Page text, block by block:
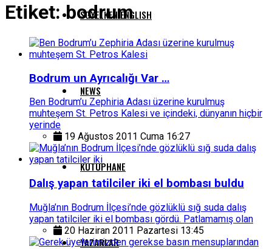
SGYELKEN ENGLISH
NEWS
KUTUPHANE
YAZARLAR
Etiket:bodrum
Bodrum un Ayrıcalığı Var …
Ben Bodrum’u Zephiria Adası üzerine kurulmuş
muhteşem St. Petros Kalesi ve içindeki, dünyanın hiçbir
yerinde
19 Ağustos 2011 Cuma 16:27
Dalış yapan tatilciler iki el bombası buldu
Muğla’nın Bodrum İlçesi’nde gözlüklü sığ suda dalış
yapan tatilciler iki el bombası gördü. Patlamamış olan
20 Haziran 2011 Pazartesi 13:45